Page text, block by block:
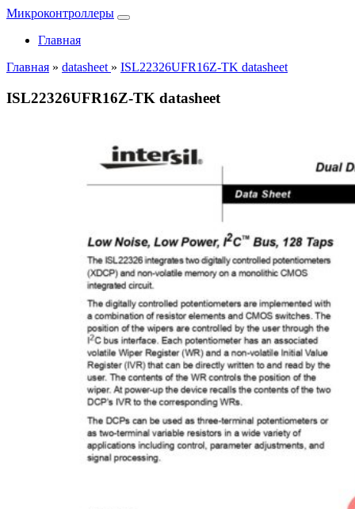
Микроконтроллеры
Главная
Главная » datasheet » ISL22326UFR16Z-TK datasheet
ISL22326UFR16Z-TK datasheet